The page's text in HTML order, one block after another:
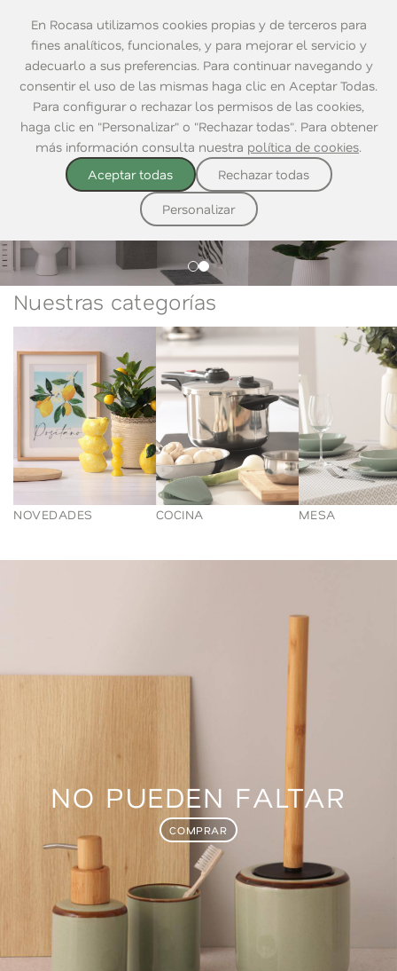
En Rocasa utilizamos cookies propias y de terceros para
fines analíticos, funcionales, y para mejorar el servicio y
adecuarlo a sus preferencias. Para continuar navegando y
consentir el uso de las mismas haga clic en Aceptar Todas.
Para configurar o rechazar los permisos de las cookies,
haga clic en "Personalizar" o "Rechazar todas". Para obtener
más información consulta nuestra política de cookies.
Aceptar todas
Rechazar todas
Personalizar
DESCUBRE NUESTRO CATÁLOGO
DESCUBRE NUESTRO CATÁLOGO
Crea tu espacio
Nuestras categorías
NOVEDADES COCINA MESA
NO PUEDEN FALTAR
COMPRAR